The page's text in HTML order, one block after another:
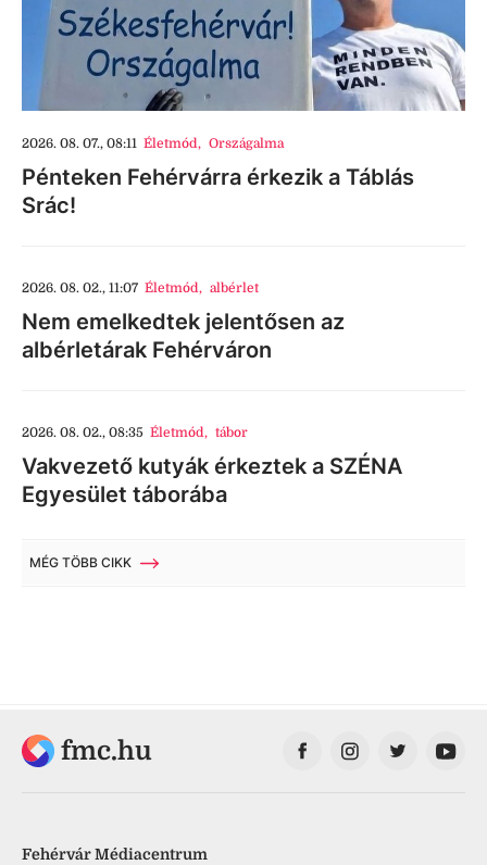
2026. 08. 07., 08:11 Életmód, Országalma
Pénteken Fehérvárra érkezik a Táblás
Srác!
2026. 08. 02., 11:07 Életmód, albérlet
Nem emelkedtek jelentősen az
albérletárak Fehérváron
2026. 08. 02., 08:35 Életmód, tábor
Vakvezető kutyák érkeztek a SZÉNA
Egyesület táborába
MÉG TÖBB CIKK
fmc.hu
Fehérvár Médiacentrum